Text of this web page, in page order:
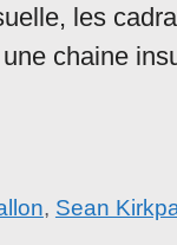
les
chaine
, Sean